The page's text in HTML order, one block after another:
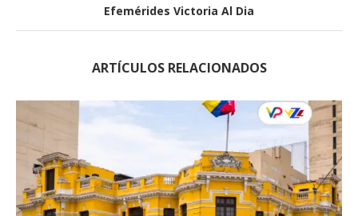
Efemérides Victoria Al Dia
ARTÍCULOS RELACIONADOS